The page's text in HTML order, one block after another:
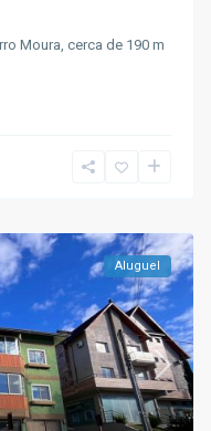
Moura, cerca de 190 m
Aluguel